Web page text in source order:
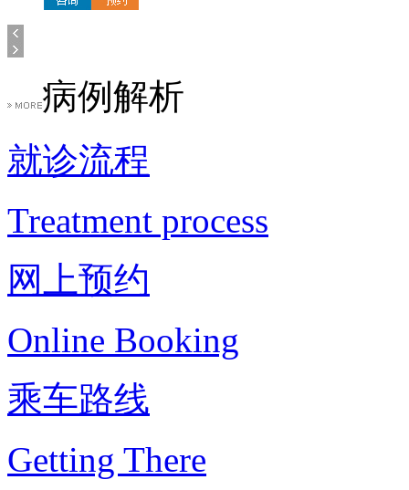
病例解析
就诊流程
Treatment process
网上预约
Online Booking
乘车路线
Getting There